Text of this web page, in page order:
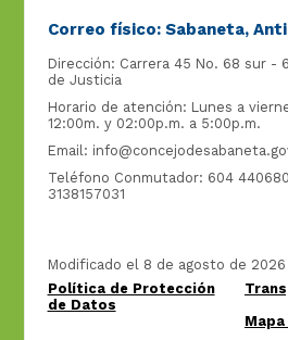
Correo físico: Sabaneta,
Dirección: Carrera 45 No. 68 sur -
de Justicia
Horario de atención: Lunes a
12:00m. y 02:00p.m. a 5:00p.m.
Email:
Teléfono Conmutador: 604
3138157031
Modificado el 8 de agosto de 2026
Política de Protección
de Datos